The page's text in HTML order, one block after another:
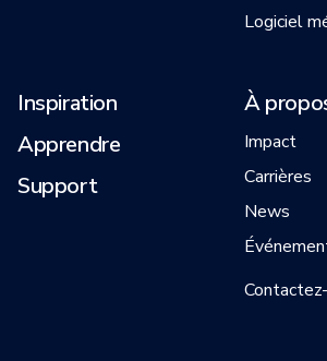
Logiciel
Inspiration
Apprendre
Support
À
Impact
Carrières
News